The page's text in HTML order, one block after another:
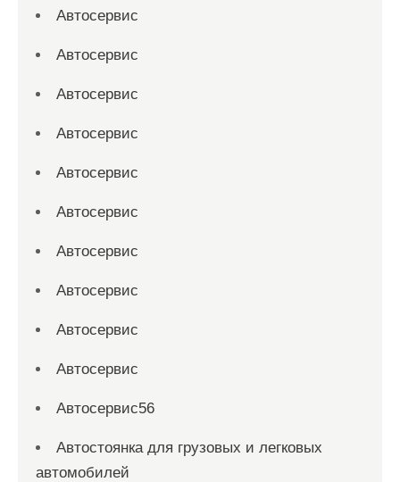
Автосервис
Автосервис
Автосервис
Автосервис
Автосервис
Автосервис
Автосервис
Автосервис
Автосервис
Автосервис
Автосервис56
Автостоянка для грузовых и легковых
автомобилей